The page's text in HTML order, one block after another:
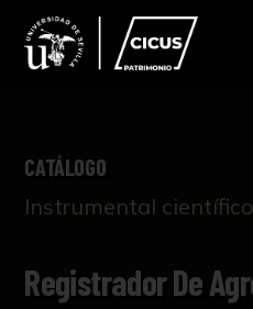
CATÁLOGO
Instrumental científico
Registrador De